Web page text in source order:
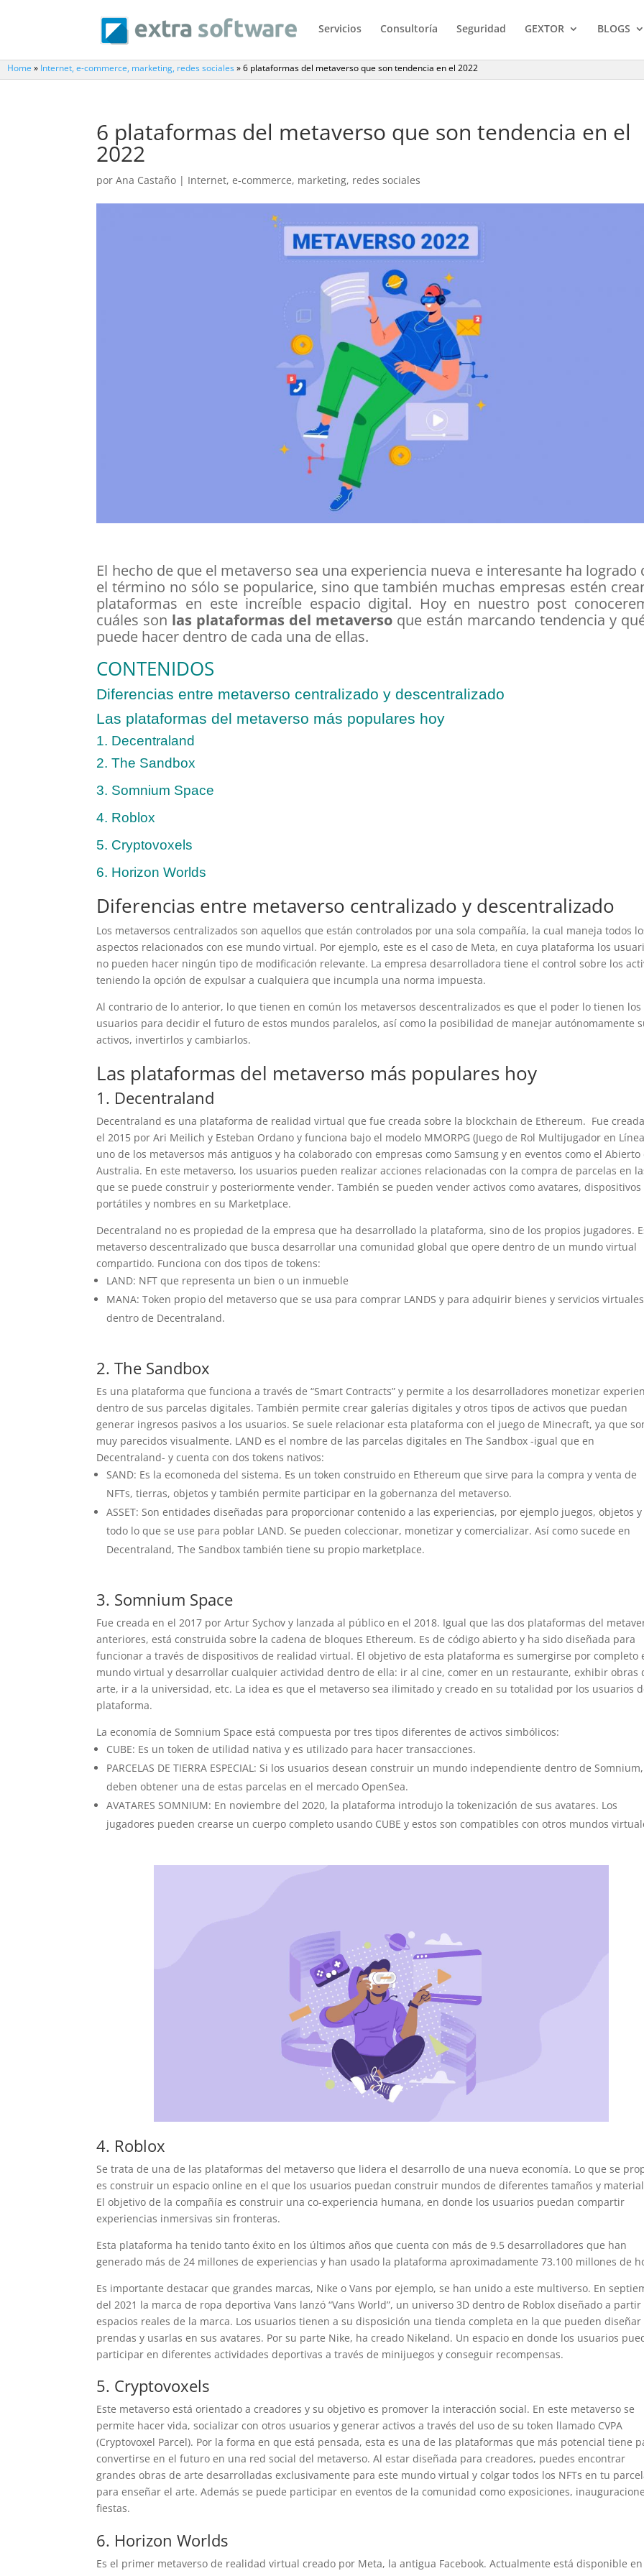
Servicios Consultoría Seguridad GEXTOR BLOGS
Home » Internet, e-commerce, marketing, redes sociales»6 plataformas del metaverso que son tendencia en el 2022
6 plataformas del metaverso que son tendencia en el
2022
porAna Castaño | Internet, e-commerce, marketing, redes sociales
El hecho de que el metaverso sea una experiencia nueva e interesante ha logrado
el término no sólo se popularice, sino que también muchas empresas estén
plataformas en este increíble espacio digital. Hoy en nuestro post
cuáles son las plataformas del metaverso que están marcando tendencia y
puede hacer dentro de cada una de ellas.
CONTENIDOS
Diferencias entre metaverso centralizado y descentralizado
Las plataformas del metaverso más populares hoy
1. Decentraland
2. The Sandbox
3. Somnium Space
4. Roblox
5. Cryptovoxels
6. Horizon Worlds
Diferencias entre metaverso centralizado y descentralizado
Los metaversos centralizados son aquellos que están controlados por una sola compañía, la cual maneja todos
aspectos relacionados con ese mundo virtual. Por ejemplo, este es el caso de Meta, en cuya plataforma los
no pueden hacer ningún tipo de modificación relevante. La empresa desarrolladora tiene el control sobre los
teniendo la opción de expulsar a cualquiera que incumpla una norma impuesta.
Al contrario de lo anterior, lo que tienen en común los metaversos descentralizados es que el poder lo tienen los
usuarios para decidir el futuro de estos mundos paralelos, así como la posibilidad de manejar autónomamente
activos, invertirlos y cambiarlos.
Las plataformas del metaverso más populares hoy
1. Decentraland
Decentraland es una plataforma de realidad virtual que fue creada sobre la blockchain de Ethereum. Fue
el 2015 por Ari Meilich y Esteban Ordano y funciona bajo el modelo MMORPG (Juego de Rol Multijugador en
uno de los metaversos más antiguos y ha colaborado con empresas como Samsung y en eventos como el Abierto
Australia. En este metaverso, los usuarios pueden realizar acciones relacionadas con la compra de parcelas en
que se puede construir y posteriormente vender. También se pueden vender activos como avatares, dispositivos
portátiles y nombres en su Marketplace.
Decentraland no es propiedad de la empresa que ha desarrollado la plataforma, sino de los propios jugadores.
metaverso descentralizado que busca desarrollar una comunidad global que opere dentro de un mundo virtual
compartido. Funciona con dos tipos de tokens:
LAND: NFT que representa un bien o un inmueble
MANA: Token propio del metaverso que se usa para comprar LANDS y para adquirir bienes y servicios virtuales
dentro de Decentraland.
2. The Sandbox
Es una plataforma que funciona a través de “Smart Contracts” y permite a los desarrolladores monetizar
dentro de sus parcelas digitales. También permite crear galerías digitales y otros tipos de activos que puedan
generar ingresos pasivos a los usuarios. Se suele relacionar esta plataforma con el juego de Minecraft, ya que
muy parecidos visualmente. LAND es el nombre de las parcelas digitales en The Sandbox -igual que en
Decentraland- y cuenta con dos tokens nativos:
SAND: Es la ecomoneda del sistema. Es un token construido en Ethereum que sirve para la compra y venta de
NFTs, tierras, objetos y también permite participar en la gobernanza del metaverso.
ASSET: Son entidades diseñadas para proporcionar contenido a las experiencias, por ejemplo juegos, objetos y
todo lo que se use para poblar LAND. Se pueden coleccionar, monetizar y comercializar. Así como sucede en
Decentraland, The Sandbox también tiene su propio marketplace.
3. Somnium Space
Fue creada en el 2017 por Artur Sychov y lanzada al público en el 2018. Igual que las dos plataformas del
anteriores, está construida sobre la cadena de bloques Ethereum. Es de código abierto y ha sido diseñada para
funcionar a través de dispositivos de realidad virtual. El objetivo de esta plataforma es sumergirse por completo
mundo virtual y desarrollar cualquier actividad dentro de ella: ir al cine, comer en un restaurante, exhibir obras
arte, ir a la universidad, etc. La idea es que el metaverso sea ilimitado y creado en su totalidad por los usuarios
plataforma.
La economía de Somnium Space está compuesta por tres tipos diferentes de activos simbólicos:
CUBE: Es un token de utilidad nativa y es utilizado para hacer transacciones.
PARCELAS DE TIERRA ESPECIAL: Si los usuarios desean construir un mundo independiente dentro de Somnium,
deben obtener una de estas parcelas en el mercado OpenSea.
AVATARES SOMNIUM: En noviembre del 2020, la plataforma introdujo la tokenización de sus avatares. Los
jugadores pueden crearse un cuerpo completo usando CUBE y estos son compatibles con otros mundos
4. Roblox
Se trata de una de las plataformas del metaverso que lidera el desarrollo de una nueva economía. Lo que se
es construir un espacio online en el que los usuarios puedan construir mundos de diferentes tamaños y
El objetivo de la compañía es construir una co-experiencia humana, en donde los usuarios puedan compartir
experiencias inmersivas sin fronteras.
Esta plataforma ha tenido tanto éxito en los últimos años que cuenta con más de 9.5 desarrolladores que han
generado más de 24 millones de experiencias y han usado la plataforma aproximadamente 73.100 millones de
Es importante destacar que grandes marcas, Nike o Vans por ejemplo, se han unido a este multiverso. En
del 2021 la marca de ropa deportiva Vans lanzó “Vans World”, un universo 3D dentro de Roblox diseñado a partir
espacios reales de la marca. Los usuarios tienen a su disposición una tienda completa en la que pueden diseñar
prendas y usarlas en sus avatares. Por su parte Nike, ha creado Nikeland. Un espacio en donde los usuarios
participar en diferentes actividades deportivas a través de minijuegos y conseguir recompensas.
5. Cryptovoxels
Este metaverso está orientado a creadores y su objetivo es promover la interacción social. En este metaverso se
permite hacer vida, socializar con otros usuarios y generar activos a través del uso de su token llamado CVPA
(Cryptovoxel Parcel). Por la forma en que está pensada, esta es una de las plataformas que más potencial tiene
convertirse en el futuro en una red social del metaverso. Al estar diseñada para creadores, puedes encontrar
grandes obras de arte desarrolladas exclusivamente para este mundo virtual y colgar todos los NFTs en tu
para enseñar el arte. Además se puede participar en eventos de la comunidad como exposiciones,
fiestas.
6. Horizon Worlds
Es el primer metaverso de realidad virtual creado por Meta, la antigua Facebook. Actualmente está disponible en